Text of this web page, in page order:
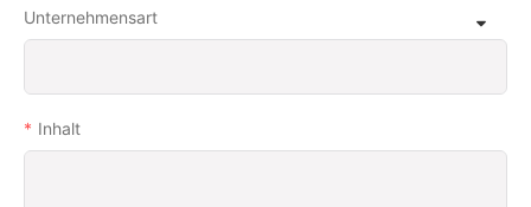
Unternehmensart
Inhalt